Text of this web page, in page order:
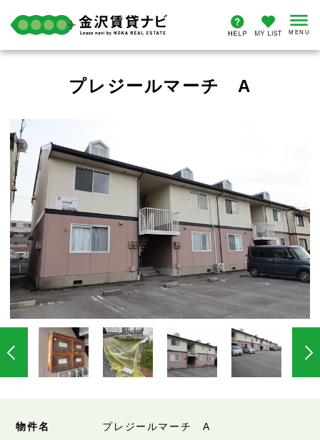
プレジールマーチ A
物件名
プレジールマーチ A